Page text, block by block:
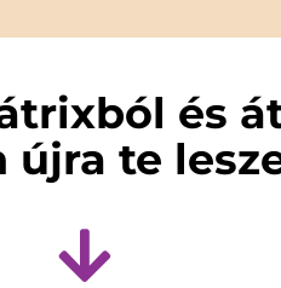
és
újra te